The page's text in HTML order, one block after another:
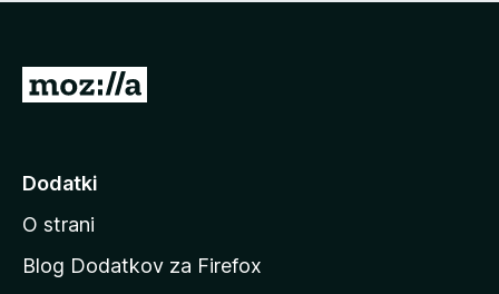
i
e
n
o
P
d
n
a
Dodatki
O strani
Blog Dodatkov za Firefox